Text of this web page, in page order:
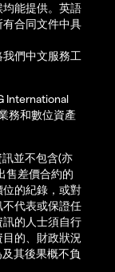
能提供。英語
合同文件中具
們中文服務工
International
務和數位資產
並不包含(亦
售差價合約的
的紀錄，或對
代表或保證任
的人士須自行
的、財政狀況
其後果概不負